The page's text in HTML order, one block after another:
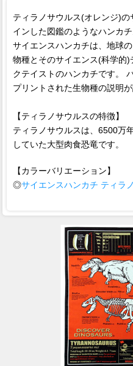
ティラノサウルス(オレンジ)
インした図鑑のようなハンカチ
サイエンスハンカチは、地球
物種とそのサイエンス(科学的
クテイストのハンカチです。
プリントされた生物種の説明が
【ティラノサウルスの特徴】
ティラノサウルスは、6500万
していた大型肉食恐竜です。
【カラーバリエーション】
◎サイエンスハンカチ ティラ